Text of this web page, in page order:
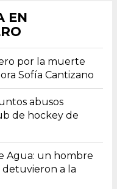
EN
por la muerte
Sofía Cantizano
abusos
de hockey de
Agua: un hombre
detuvieron a la